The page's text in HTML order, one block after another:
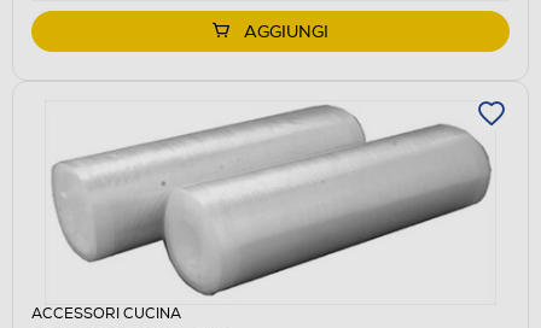
AGGIUNGI
ACCESSORI CUCINA